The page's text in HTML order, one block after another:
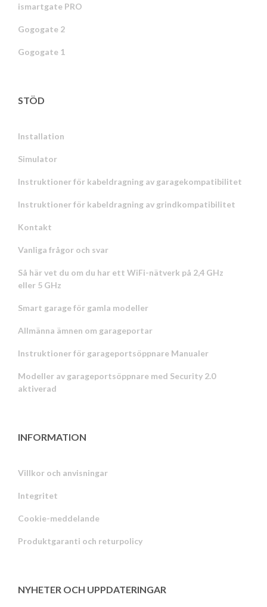
ismartgate PRO
Gogogate 2
Gogogate 1
STÖD
Installation
Simulator
Instruktioner för kabeldragning av garagekompatibilitet
Instruktioner för kabeldragning av grindkompatibilitet
Kontakt
Vanliga frågor och svar
Så här vet du om du har ett WiFi-nätverk på 2,4 GHz
eller 5 GHz
Smart garage för gamla modeller
Allmänna ämnen om garageportar
Instruktioner för garageportsöppnare Manualer
Modeller av garageportsöppnare med Security 2.0
aktiverad
INFORMATION
Villkor och anvisningar
Integritet
Cookie-meddelande
Produktgaranti och returpolicy
NYHETER OCH UPPDATERINGAR